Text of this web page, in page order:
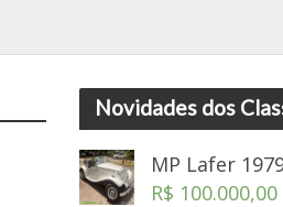
Novidades dos
MP Lafer
R$ 100.000,00